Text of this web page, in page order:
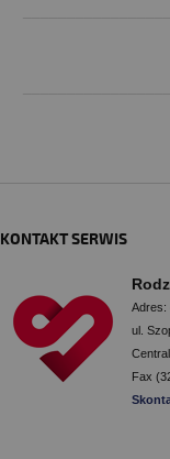
KONTAKT SERWIS
Adres:
ul.
Fax